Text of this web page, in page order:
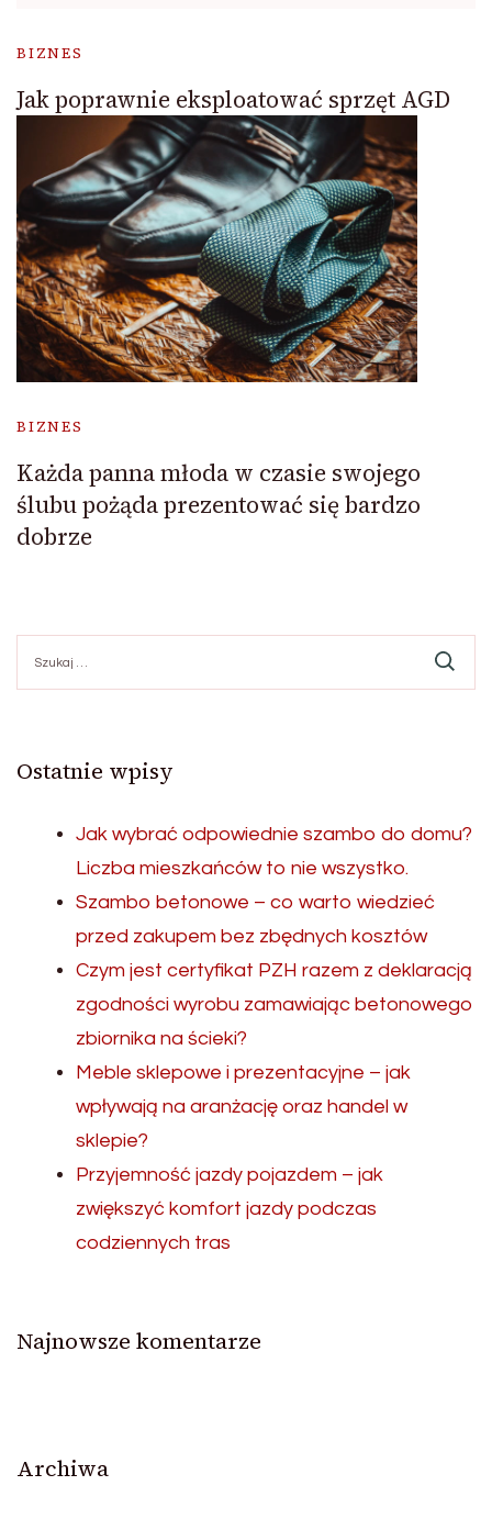
BIZNES
Jak poprawnie eksploatować sprzęt AGD
BIZNES
Każda panna młoda w czasie swojego
ślubu pożąda prezentować się bardzo
dobrze
Ostatnie wpisy
Jak wybrać odpowiednie szambo do domu?
Liczba mieszkańców to nie wszystko.
Szambo betonowe – co warto wiedzieć
przed zakupem bez zbędnych kosztów
Czym jest certyfikat PZH razem z deklaracją
zgodności wyrobu zamawiając betonowego
zbiornika na ścieki?
Meble sklepowe i prezentacyjne – jak
wpływają na aranżację oraz handel w
sklepie?
Przyjemność jazdy pojazdem – jak
zwiększyć komfort jazdy podczas
codziennych tras
Najnowsze komentarze
Archiwa